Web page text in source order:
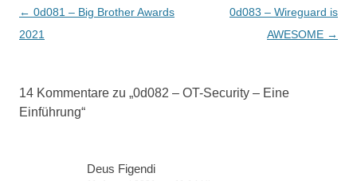
Beitragsnavigation
← 0d081 – Big Brother Awards
2021
0d083 – Wireguard is
AWESOME →
14 Kommentare zu „0d082 – OT-Security – Eine
Einführung“
Deus Figendi